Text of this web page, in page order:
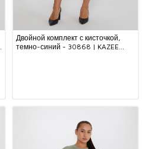
Двойной комплект с кисточкой,
темно-синий - 30868 | KAZEE